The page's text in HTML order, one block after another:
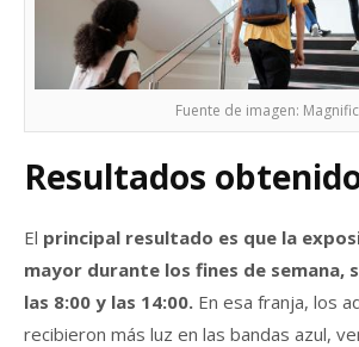
Fuente de imagen: Magnific
Resultados
El principal resultado es que la
mayor durante los fines de
las 8:00 y las 14:00. En esa franja, los
recibieron más luz en las bandas azul,